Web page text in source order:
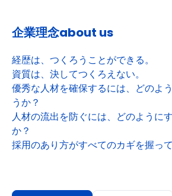
企業理念about us
経歴は、つくろうことができる。
資質は、決してつくろえない。
優秀な人材を確保するには、どのよ
うか？
人材の流出を防ぐには、どのように
か？
採用のあり方がすべてのカギを握って